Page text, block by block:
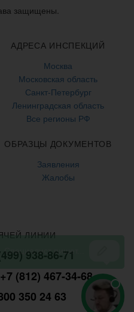
защищены.
АДРЕСА ИНСПЕКЦИЙ
Москва
Московская область
Санкт-Петербург
Ленинградская область
Все регионы РФ
ОБРАЗЦЫ ДОКУМЕНТОВ
Заявления
Жалобы
ЛИНИИ
938-86-71
+7 (812) 467-34-68
350 24 63